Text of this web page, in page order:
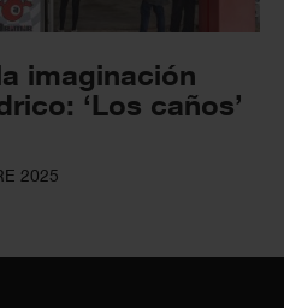
imaginación
‘Los caños’
2025